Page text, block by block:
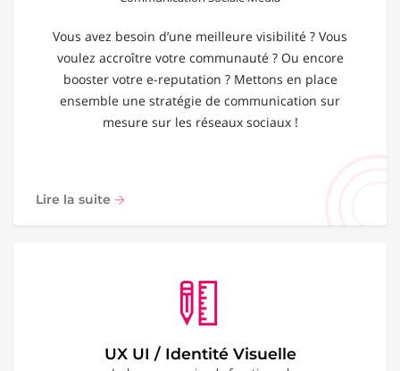
Vous avez besoin d’une meilleure visibilité ? Vous
voulez accroître votre communauté ? Ou encore
booster votre e-reputation ? Mettons en place
ensemble une stratégie de communication sur
mesure sur les réseaux sociaux !
Lire la suite
UX UI / Identité Visuelle